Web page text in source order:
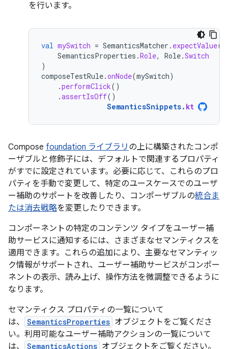
を行います。
val mySwitch = SemanticsMatcher . expectValue(
SemanticsProperties .Role, Role.Switch
)
composeTestRule.onNode(mySwitch)
.performClick()
.assertIsOff()
SemanticsSnippets. kt
Compose foundation ライブラリ の上に構築されたコンポ
ーザブルと修飾子には、デフォルトで関連するプロパティ
がすでに設定されています。必要に応じて、これらのプロ
パティを手動で変更して、特定のユースケースでのユーザ
ー補助のサポートを改善したり、コンポーザブルの統合ま
たは消去戦略を変更したりできます。
コンポーネントの特定のコンテンツ タイプをユーザー補
助サービスに通知するには、さまざまなセマンティクスを
適用できます。これらの追加により、主要なセマンティッ
ク情報がサポートされ、ユーザー補助サービスがコンポー
ネントの表示、読み上げ、操作方法を微調整できるように
なります。
セマンティクス プロパティの一覧について
は、
SemanticsProperties オブジェクトをご覧くださ
い。利用可能なユーザー補助アクションの一覧について
は、
SemanticsActions オブジェクトをご覧ください。